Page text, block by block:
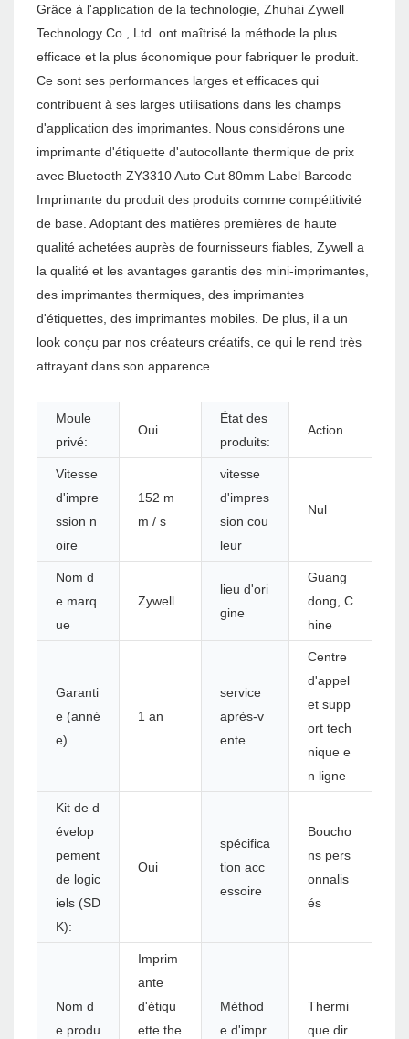
Grâce à l'application de la technologie, Zhuhai Zywell
Technology Co., Ltd. ont maîtrisé la méthode la plus
efficace et la plus économique pour fabriquer le produit.
Ce sont ses performances larges et efficaces qui
contribuent à ses larges utilisations dans les champs
d'application des imprimantes. Nous considérons une
imprimante d'étiquette d'autocollante thermique de prix
avec Bluetooth ZY3310 Auto Cut 80mm Label Barcode
Imprimante du produit des produits comme compétitivité
de base. Adoptant des matières premières de haute
qualité achetées auprès de fournisseurs fiables, Zywell a
la qualité et les avantages garantis des mini-imprimantes,
des imprimantes thermiques, des imprimantes
d'étiquettes, des imprimantes mobiles. De plus, il a un
look conçu par nos créateurs créatifs, ce qui le rend très
attrayant dans son apparence.
Moule
privé:
Oui
État des
produits:
Action
Vitesse
d'impre
ssion n
oire
152 m
m / s
vitesse
d'impres
sion cou
leur
Nul
Nom d
e marq
ue
Zywell
lieu d'ori
gine
Guang
dong, C
hine
Garanti
e (anné
e)
1 an
service
après-v
ente
Centre
d'appel
et supp
ort tech
nique e
n ligne
Kit de d
évelop
pement
de logic
iels (SD
K):
Oui
spécifica
tion acc
essoire
Boucho
ns pers
onnalis
és
Nom d
e produ
Imprim
ante
d'étiqu
ette the
Méthod
e d'impr
Thermi
que dir